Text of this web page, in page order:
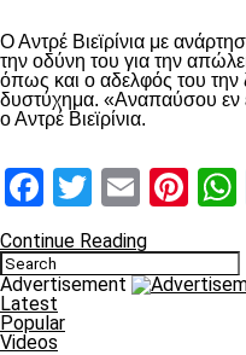
Ο Αντρέ Βιεϊρίνια με
την οδύνη του για την
όπως και ο αδελφός του την
δυστύχημα. «Αναπαύσου εν
ο Αντρέ Βιεϊρίνια.
Facebook
Twitter
Email
Continue Reading
Advertisement
Latest
Popular
Videos